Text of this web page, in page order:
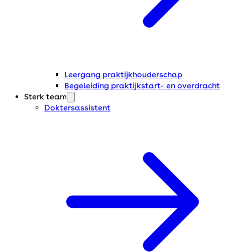
Leergang praktijkhouderschap
Begeleiding praktijkstart- en overdracht
Sterk team
Doktersassistent